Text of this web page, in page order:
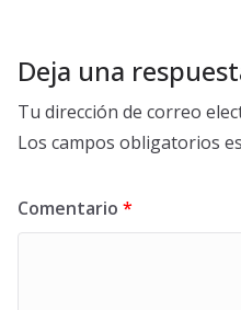
Deja una
Tu dirección de correo
Los campos obligatorios
Comentario *